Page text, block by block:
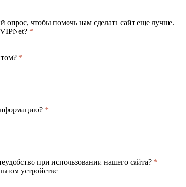
опрос, чтобы помочь нам сделать сайт еще лучше.
*
*
*
при использовании нашего сайта? *
устройстве